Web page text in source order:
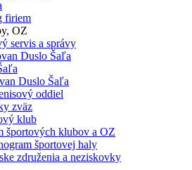
firiem
OZ
servis a správy
Duslo Šaľa
Duslo Šaľa
oddiel
zväz
klub
športových klubov a OZ
športovej haly
združenia a neziskovky